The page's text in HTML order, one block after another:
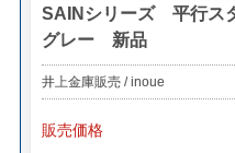
SAINシリーズ 平行ス
グレー 新品
井上金庫販売 / inoue
販売価格